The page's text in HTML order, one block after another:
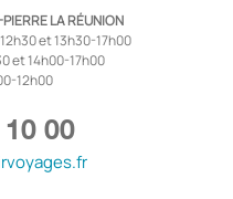
LA RÉUNION
et 13h30-17h00
et 14h00-17h00
12h00
00